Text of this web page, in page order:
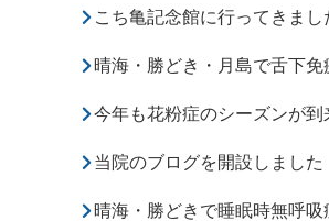
こち亀記念館に行ってきまし
晴海・勝どき・月島で舌下
今年も花粉症のシーズンが到
当院のブログを開設しました
晴海・勝どきで睡眠時無呼